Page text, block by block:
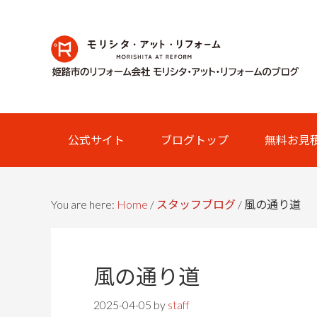
navigation
公式サイト ブログトップ 無料お見
You are here: Home / スタッフブログ / 風の通り道
風の通り道
2025-04-05 by staff